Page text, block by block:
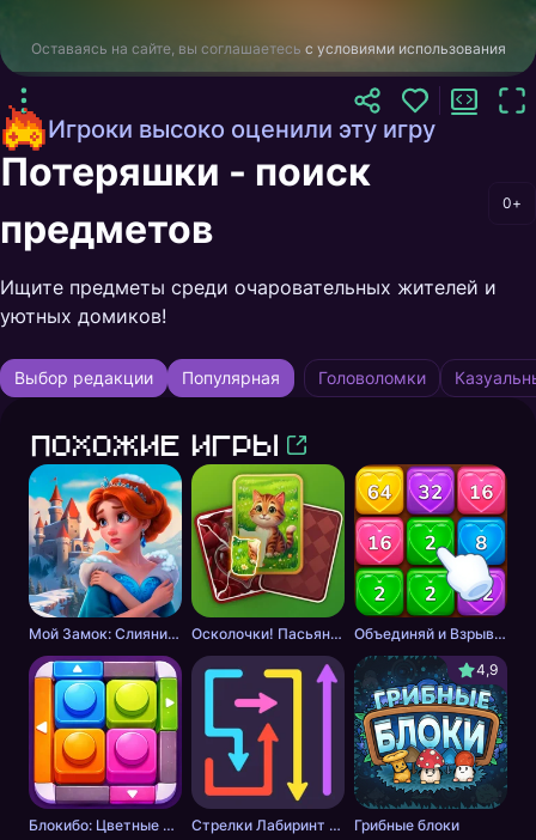
Оставаясь на сайте, вы соглашаетесь с условиями использования
Игроки высоко оценили эту игру
Потеряшки - поиск
предметов
0+
Ищите предметы среди очаровательных жителей и
уютных домиков!
Выбор редакции Популярная Головоломки
Похожие игры
Мой Замок: Слияние и История Осколочки! Пасьянс Собери картинки Объединяй и Взрывай + 2048
Блокибо: Цветные блоки Стрелки Лабиринт - Цветной путь
4,9
Грибные блоки